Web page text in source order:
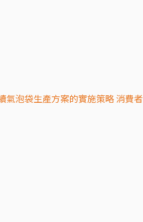
氣泡袋生產方案的實施策略 消費